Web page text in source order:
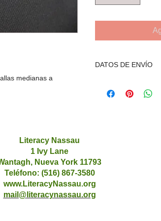
medianas a
DATOS DE ENVÍO
Nassau en Freeport
Literacy Nassau
1 Ivy Lane
Nueva York 11793
Teléfono: (516) 867-3580
www.LiteracyNassau.org
mail@literacynassau.org